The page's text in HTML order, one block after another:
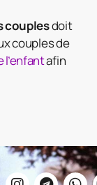
couplesdoit
couples de
afin